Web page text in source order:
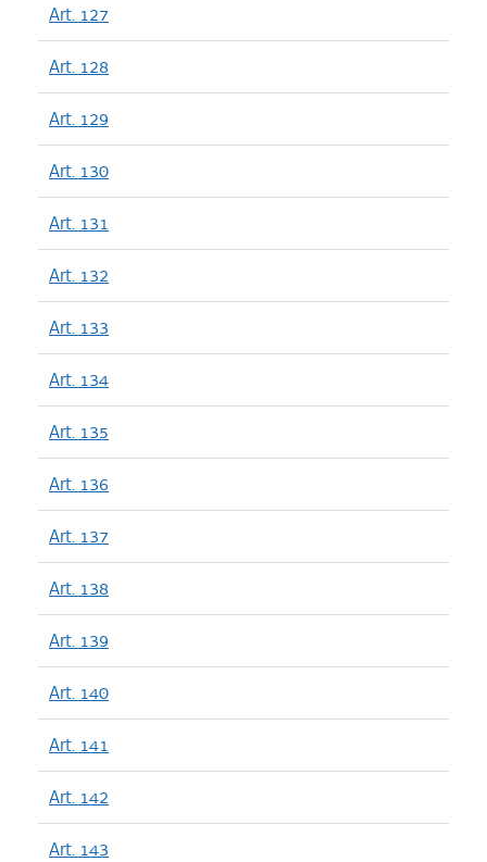
Art. 127
Art. 128
Art. 129
Art. 130
Art. 131
Art. 132
Art. 133
Art. 134
Art. 135
Art. 136
Art. 137
Art. 138
Art. 139
Art. 140
Art. 141
Art. 142
Art. 143